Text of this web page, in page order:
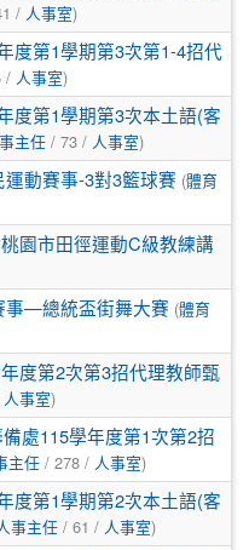
/ 人事室)
度第1學期第3次第1-4招代
/ 人事室)
度第1學期第3次本土語(客
主任 / 73 / 人事室)
運動賽事-3對3籃球賽 (體育
園市田徑運動C級教練講
事—總統盃街舞大賽 (體育
度第2次第3招代理教師甄
人事室)
處115學年度第1次第2招
主任 / 278 / 人事室)
度第1學期第2次本土語(客
事主任 / 61 / 人事室)